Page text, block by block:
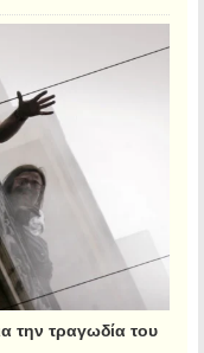
την τραγωδία του